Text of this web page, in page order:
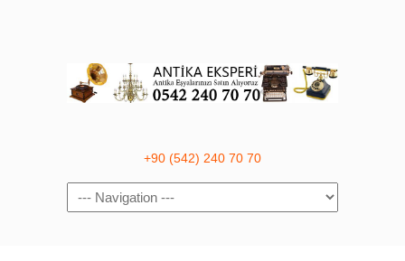
+90 (542) 240 70 70
Navigation